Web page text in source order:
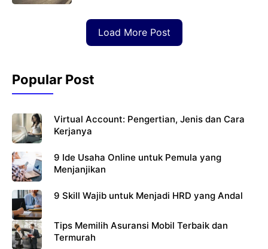
Load More Post
Popular Post
Virtual Account: Pengertian, Jenis dan Cara
Kerjanya
9 Ide Usaha Online untuk Pemula yang
Menjanjikan
9 Skill Wajib untuk Menjadi HRD yang Andal
Tips Memilih Asuransi Mobil Terbaik dan
Termurah